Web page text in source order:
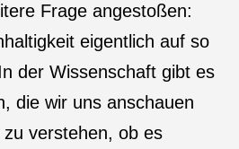
Frage angestoßen:
eigentlich auf so
der Wissenschaft gibt es
die wir uns anschauen
verstehen, ob es